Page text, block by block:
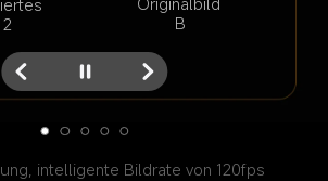
B
intelligente Bildrate von 120fps